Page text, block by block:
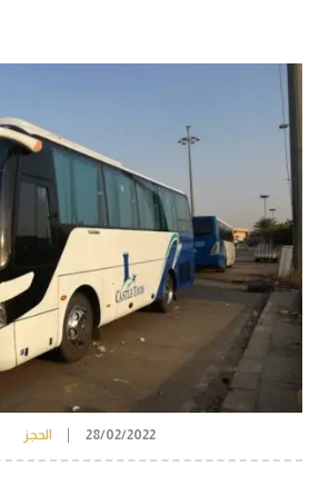
28/02/2022 الحجز